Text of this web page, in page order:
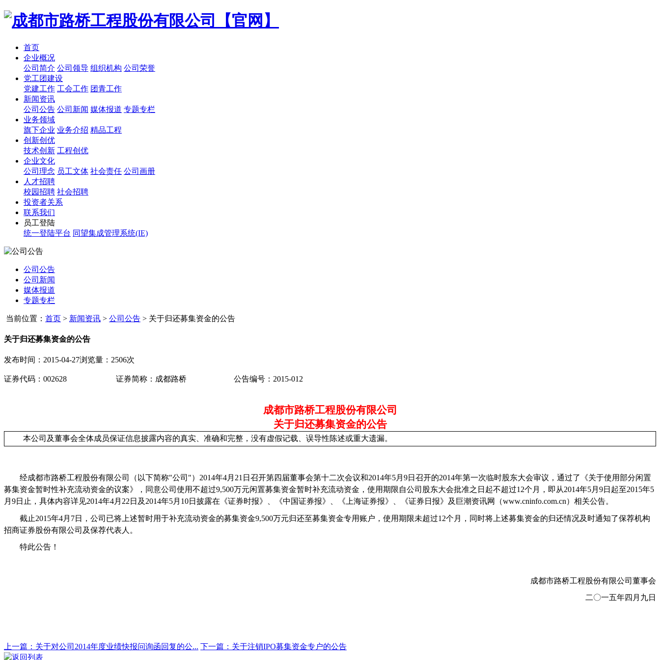
首页
企业概况
公司简介 公司领导 组织机构 公司荣誉
党工团建设
党建工作 工会工作 团青工作
新闻资讯
公司公告 公司新闻 媒体报道 专题专栏
业务领域
旗下企业 业务介绍 精品工程
创新创优
技术创新 工程创优
企业文化
公司理念 员工文体 社会责任 公司画册
人才招聘
校园招聘 社会招聘
投资者关系
联系我们
员工登陆
统一登陆平台 同望集成管理系统(IE)
公司公告
公司新闻
媒体报道
专题专栏
当前位置： 首页 > 新闻资讯 > 公司公告 > 关于归还募集资金的公告
关于归还募集资金的公告
发布时间：2015-04-27浏览量：2506次
证券代码： 002628 证券简称：成都路桥 公告编号： 2015-012
成都市路桥工程股份有限公司
关于归还募集资金的公告
本公司及董事会全体成员保证信息披露内容的真实、准确和完整，没有虚假记载、误导性陈述或重大遗漏。
经成都市路桥工程股份有限公司（以下简称"公司 "） 2014年4月 21 日召开第四届董事会第十二次会议和2014年5月 9日召开的2014年第一次临时股东大会审议，通过了《关于使用部分闲置
募集资金暂时性补充流动资金的议案》， 同意公司使用不超过9,500万元闲置募集资金暂时补充流动资金，使用期限自公司股东大会批准之日起不超过12个月， 即从2014年5月 9日起至2015年5
月 9日止，具体内容详见2014年4月 22 日及 2014年5月 10日披露在《证券时报》、《中国证券报》、《上海证券报》、《证券日报》及巨潮资讯网（www.cninfo.com.cn）相关公告。
截止2015年4月 7日，公司已将上述暂时用于补充流动资金的募集资金9,500万元归还至募集资金专用账户，使用期限未超过12个月，同时将上述募集资金的归还情况及时通知了保荐机构
招商证券股份有限公司及保荐代表人。
特此公告！
成都市路桥工程股份有限公司董事会
二〇一五年四月九日
上一篇：关于对公司2014年度业绩快报问询函回复的公...
下一篇：关于注销IPO募集资金专户的公告
返回列表